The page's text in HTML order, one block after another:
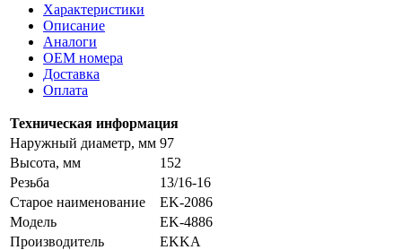
Характеристики
Описание
Аналоги
OEM номера
Доставка
Оплата
Техническая информация
Наружный диаметр, мм 97
Высота, мм
152
Резьба
13/16-16
Старое наименование
EK-2086
Модель
EK-4886
Производитель
EKKA